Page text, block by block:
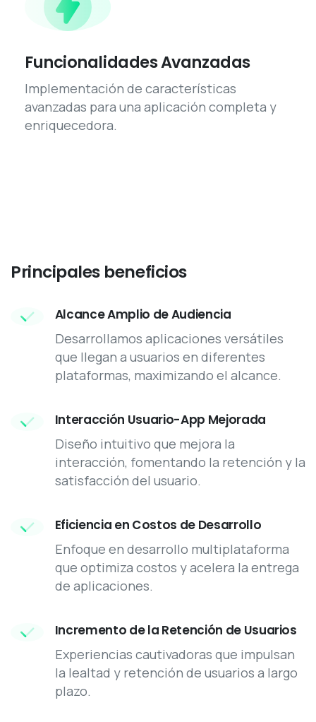
Funcionalidades Avanzadas
Implementación de características
avanzadas para una aplicación completa y
enriquecedora.
Principales beneficios
Alcance Amplio de Audiencia
Desarrollamos aplicaciones versátiles
que llegan a usuarios en diferentes
plataformas, maximizando el alcance.
Interacción Usuario-App Mejorada
Diseño intuitivo que mejora la
interacción, fomentando la retención y la
satisfacción del usuario.
Eficiencia en Costos de Desarrollo
Enfoque en desarrollo multiplataforma
que optimiza costos y acelera la entrega
de aplicaciones.
Incremento de la Retención de Usuarios
Experiencias cautivadoras que impulsan
la lealtad y retención de usuarios a largo
plazo.